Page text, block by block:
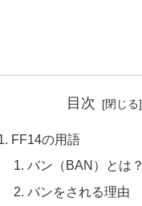
目次
FF14の用語
バン（BAN）とは？
バンをされる理由